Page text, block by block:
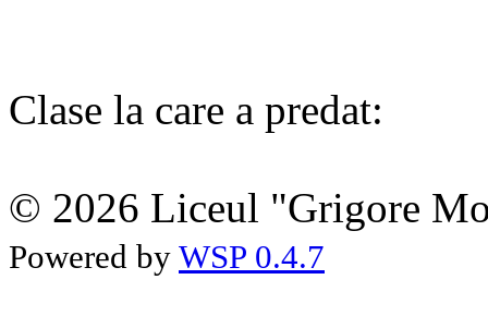
Clase la care a predat:
© 2026 Liceul "Grigore
Powered by WSP 0.4.7